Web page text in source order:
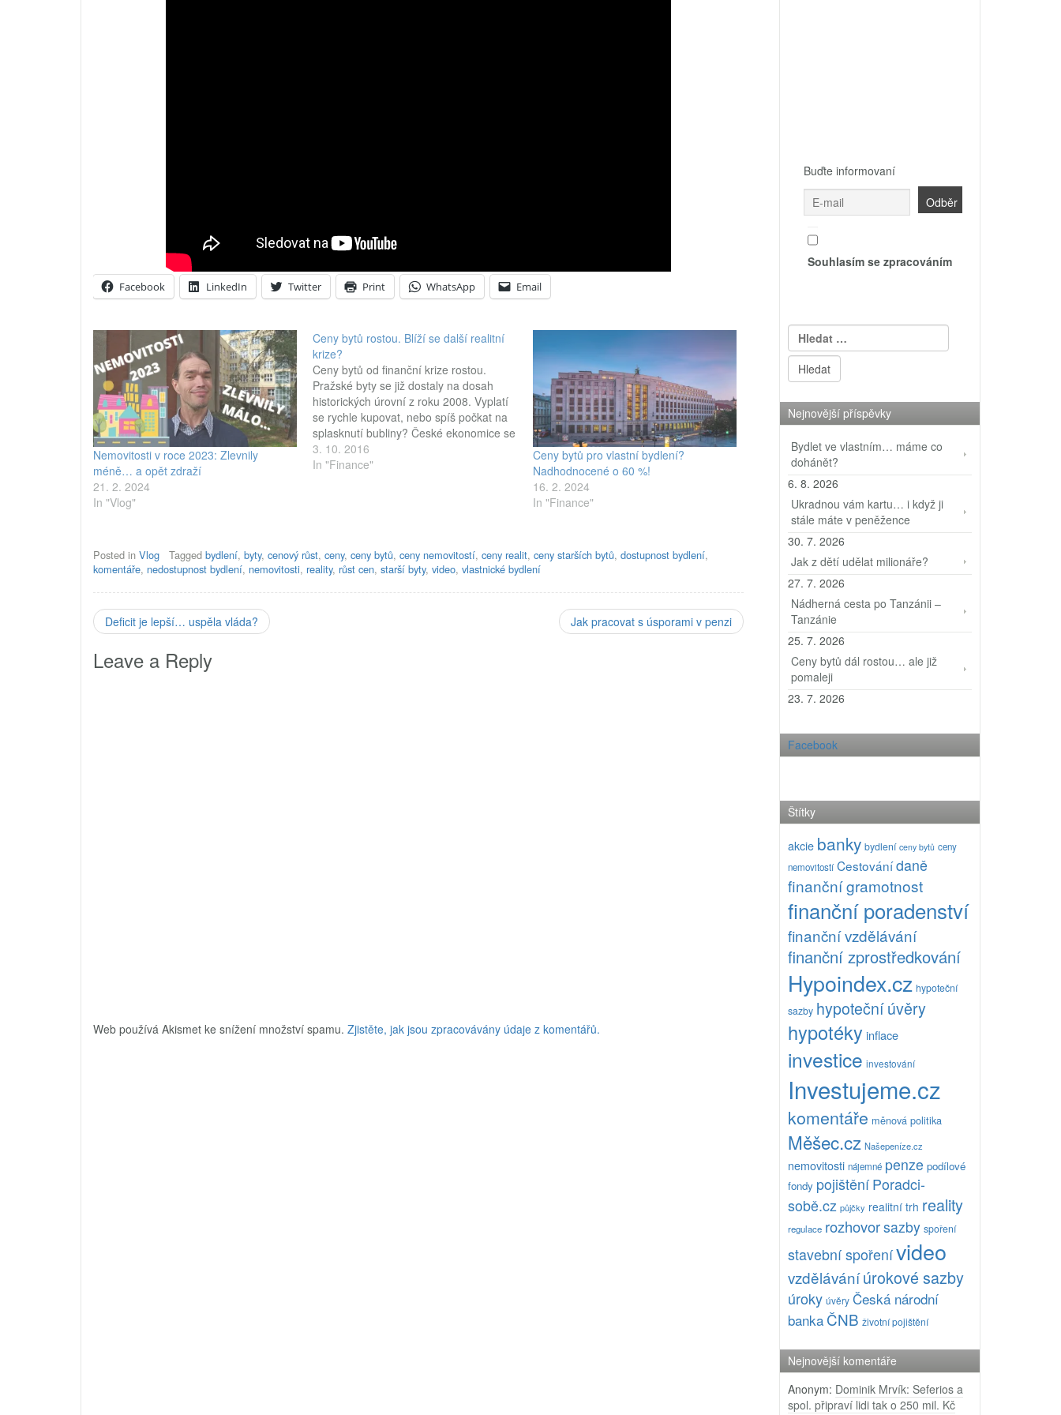
Facebook LinkedIn Twitter Print WhatsApp Email
Nemovitosti v roce 2023: Zlevnily
méně… a opět zdraží
21. 2. 2024
In "Vlog"
Ceny bytů rostou. Blíží se další realitní
krize?
Ceny bytů od finanční krize rostou.
Pražské byty se již dostaly na dosah
historických úrovní z roku 2008. Vyplatí
se rychle kupovat, nebo spíš počkat na
splasknutí bubliny? České ekonomice se
nadmíru daří, nezaměstnanost je poblíž
historických minim a důvěra domácností
3. 10. 2016
In "Finance"
Ceny bytů pro vlastní bydlení?
Nadhodnocené o 60 %!
16. 2. 2024
In "Finance"
Posted in Vlog Tagged bydlení, byty, cenový růst, ceny, ceny bytů, ceny nemovitostí, ceny realit, ceny starších bytů, dostupnost bydlení,
komentáře, nedostupnost bydlení, nemovitosti, reality, růst cen, starší byty, video, vlastnické bydlení
Deficit je lepší… uspěla vláda? Jak pracovat s úsporami v penzi
Leave a Reply
Web používá Akismet ke snížení množství spamu. Zjistěte, jak jsou zpracovávány údaje z komentářů.
Buďte informovaní
Souhlasím se zpracováním
Vyhledávání
Nejnovější příspěvky
Bydlet ve vlastním… máme co
dohánět?
6. 8. 2026
Ukradnou vám kartu… i když ji
stále máte v peněžence
30. 7. 2026
Jak z dětí udělat milionáře?
27. 7. 2026
Nádherná cesta po Tanzánii –
Tanzánie
25. 7. 2026
Ceny bytů dál rostou… ale již
pomaleji
23. 7. 2026
Facebook
Štítky
akcie banky bydlení ceny bytů ceny
nemovitostí Cestování daně
finanční gramotnost
finanční poradenství
finanční vzdělávání
finanční zprostředkování
Hypoindex.cz hypoteční
sazby hypoteční úvěry
hypotéky inflace
investice investování
Investujeme.cz
komentáře měnová politika
Měšec.cz Našepeníze.cz
nemovitosti nájemné penze podílové
fondy pojištění Poradci-
sobě.cz půjčky realitní trh reality
regulace rozhovorsazby spoření
stavební spořenívideo
vzdělávání úrokové sazby
úroky úvěry Česká národní
banka ČNB životní pojištění
Nejnovější komentáře
Anonym: Dominik Mrvík: Seferios a
spol. připraví lidi tak o 250 mil. Kč